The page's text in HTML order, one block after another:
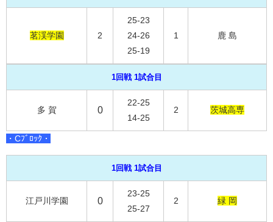
茗渓学園 2
25-23
24-26
25-19
1 鹿 島
1回戦 1試合目
多 賀 0
22-25
14-25
2 茨城高専
・Cﾌﾞﾛｯｸ・
1回戦 1試合目
江戸川学園 0
23-25
25-27
2 緑 岡